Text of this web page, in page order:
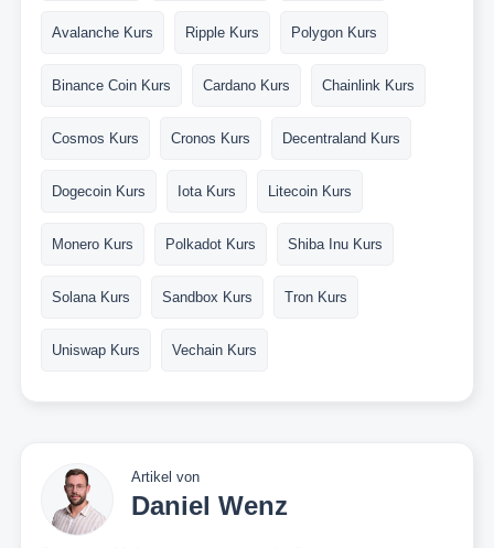
Avalanche Kurs Ripple Kurs Polygon Kurs
Binance Coin Kurs Cardano Kurs Chainlink Kurs
Cosmos Kurs Cronos Kurs Decentraland Kurs
Dogecoin Kurs Iota Kurs Litecoin Kurs
Monero Kurs Polkadot Kurs Shiba Inu Kurs
Solana Kurs Sandbox Kurs Tron Kurs
Uniswap Kurs Vechain Kurs
Artikel von
Daniel Wenz